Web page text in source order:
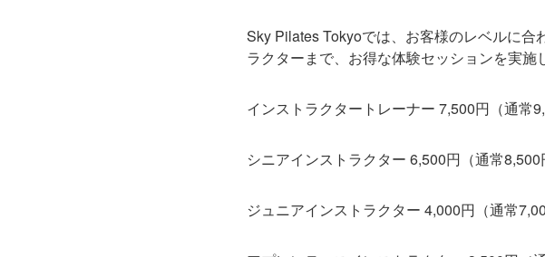
Sky Pilates Tokyoでは、お客様のレベルに
ラクターまで、お得な体験セッションを実施
インストラクタートレーナー 7,500円（通常
シニアインストラクター 6,500円（通常8,500
ジュニアインストラクター 4,000円（通常